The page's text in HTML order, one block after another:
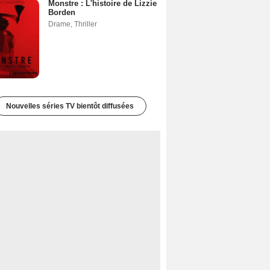
Monstre : L'histoire de Lizzie
Borden
Drame Thriller
Nouvelles séries TV bientôt diffusées